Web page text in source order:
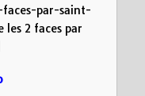
par-saint-
2 faces par